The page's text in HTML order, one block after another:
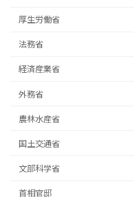
厚生労働省
法務省
経済産業省
外務省
農林水産省
国土交通省
文部科学省
首相官邸